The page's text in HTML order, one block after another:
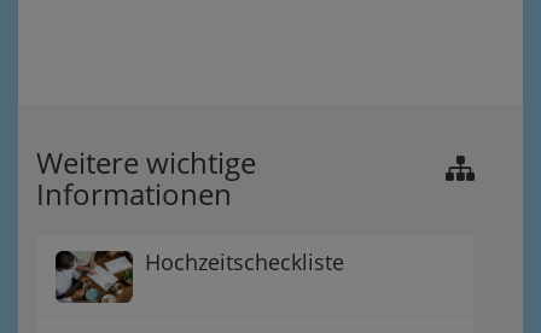
Weitere wichtige
Informationen
Hochzeitscheckliste